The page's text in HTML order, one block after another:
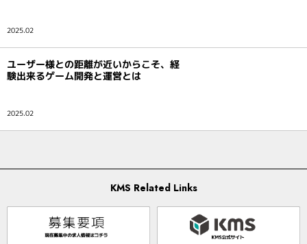
2025.02
2025.02
ユーザー様との距離が近いからこそ、経
験出来るゲーム開発と運営とは
KMS Related Links